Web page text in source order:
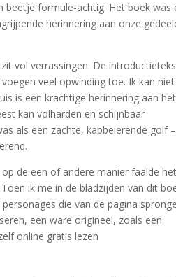
beetje formule-achtig. Het boek was
herinnering aan onze
vol verrassingen. De
veel opwinding toe. Ik kan niet
is een krachtige herinnering aan
kan volharden en schijnbaar
als een zachte, kabbelerende golf
de een of andere manier faalde
ik me in de bladzijden van dit
die van de pagina
een ware origineel, zoals een
online gratis lezen